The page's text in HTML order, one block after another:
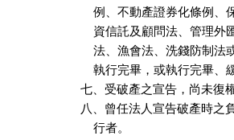
例、不動產證券化條例
資信託及顧問法、管理
法、漁會法、洗錢防制
執行完畢，或執行完畢
七、受破產之宣告，尚未復權
八、曾任法人宣告破產時之
    行者。